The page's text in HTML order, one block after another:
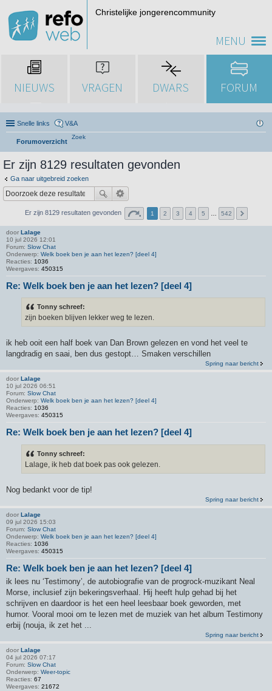
MENU
Christelijke jongerencommunity
NIEUWS VRAGEN DWARS FORUM
Snelle links V&A
Forumoverzicht
Zoek
Er zijn 8129 resultaten gevonden
Ga naar uitgebreid zoeken
Er zijn 8129 resultaten gevonden 1 2 3 4 5 542
door Lalage
10 jul 2026 12:01
Forum: Slow Chat
Onderwerp: Welk boek ben je aan het lezen? [deel 4]
Reacties: 1036
Weergaves: 450315
Re: Welk boek ben je aan het lezen? [deel 4]
Tonny schreef:
zijn boeken blijven lekker weg te lezen.
ik heb ooit een half boek van Dan Brown gelezen en vond het veel te
langdradig en saai, ben dus gestopt… Smaken verschillen
Spring naar bericht
door Lalage
10 jul 2026 06:51
Forum: Slow Chat
Onderwerp: Welk boek ben je aan het lezen? [deel 4]
Reacties: 1036
Weergaves: 450315
Re: Welk boek ben je aan het lezen? [deel 4]
Tonny schreef:
Lalage, ik heb dat boek pas ook gelezen.
Nog bedankt voor de tip!
Spring naar bericht
door Lalage
09 jul 2026 15:03
Forum: Slow Chat
Onderwerp: Welk boek ben je aan het lezen? [deel 4]
Reacties: 1036
Weergaves: 450315
Re: Welk boek ben je aan het lezen? [deel 4]
ik lees nu ‘Testimony’, de autobiografie van de progrock-muzikant Neal
Morse, inclusief zijn bekeringsverhaal. Hij heeft hulp gehad bij het
schrijven en daardoor is het een heel leesbaar boek geworden, met
humor. Vooral mooi om te lezen met de muziek van het album Testimony
erbij (nouja, ik zet het ...
Spring naar bericht
door Lalage
04 jul 2026 07:17
Forum: Slow Chat
Onderwerp: Weer-topic
Reacties: 67
Weergaves: 21672